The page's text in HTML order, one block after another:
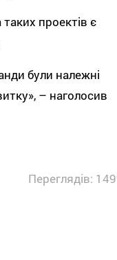
проектів є
були належні
– наголосив
Переглядів: